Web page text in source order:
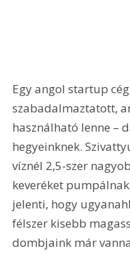
Egy angol startup
szabadalmaztatott,
használható lenne –
hegyeinknek.
víznél 2,5-szer
keveréket
jelenti, hogy
félszer kisebb
dombjaink már